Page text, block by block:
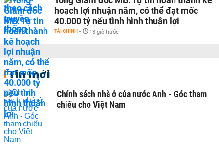
hoạch lợi nhuận năm, có thể đạt mốc
40.000 tỷ nếu tình hình thuận lợi
TÀI CHÍNH - 13 giờ trước
Tin mới
Chính sách nhà ở của nước Anh - Góc tham
chiếu cho Việt Nam